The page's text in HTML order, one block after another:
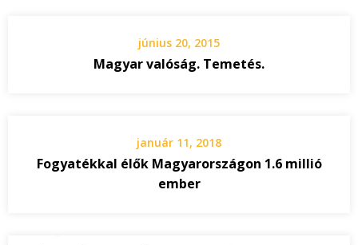
június 20, 2015
Magyar valóság. Temetés.
január 11, 2018
Fogyatékkal élők Magyarországon 1.6 millió
ember